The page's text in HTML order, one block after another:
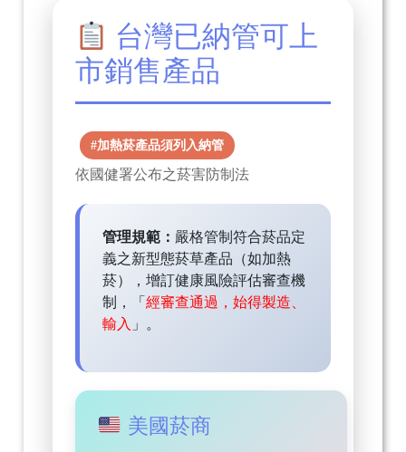
台灣已納管可上
市銷售產品
#加熱菸產品須列入納管
依國健署公布之菸害防制法
管理規範： 嚴格管制符合菸品定
義之新型態菸草產品（如加熱
菸），增訂健康風險評估審查機
制，「 經審查通過，始得製造、
輸入 」。
美國菸商